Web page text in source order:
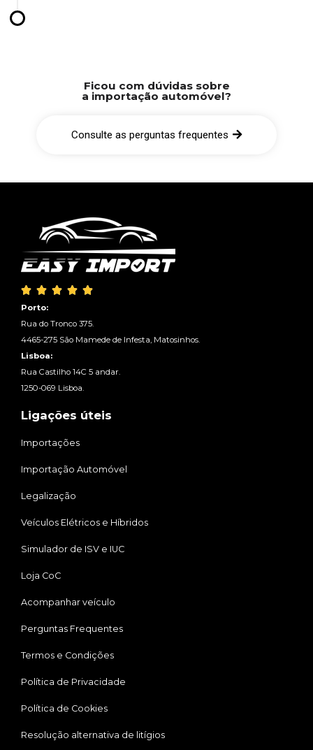
Ficou com dúvidas sobre
a importação automóvel?
Consulte as perguntas frequentes
    
Porto:
Rua do Tronco 375.
4465-275 São Mamede de Infesta, Matosinhos.
Lisboa:
Rua Castilho 14C 5 andar.
1250-069 Lisboa.
Ligações úteis
Importações
Importação Automóvel
Legalização
Veículos Elétricos e Híbridos
Simulador de ISV e IUC
Loja CoC
Acompanhar veículo
Perguntas Frequentes
Termos e Condições
Política de Privacidade
Política de Cookies
Resolução alternativa de litígios